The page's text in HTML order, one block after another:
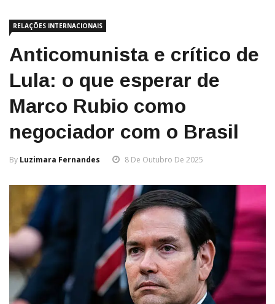
RELAÇÕES INTERNACIONAIS
Anticomunista e crítico de
Lula: o que esperar de
Marco Rubio como
negociador com o Brasil
By Luzimara Fernandes 8 De Outubro De 2025